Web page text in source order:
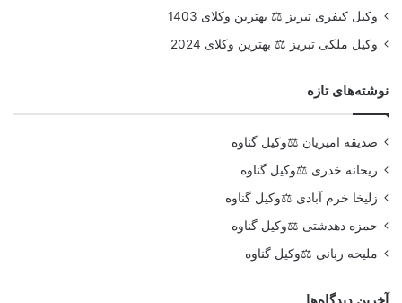
وکیل کیفری تبریز ⚖️ بهترین وکلای 1403
وکیل ملکی تبریز ⚖️ بهترین وکلای 2024
نوشته‌های تازه
صدیقه امیریان ⚖️وکیل گناوه
ریحانه خدری ⚖️وکیل گناوه
زلیخا خرم آبادی ⚖️وکیل گناوه
حمزه دهدشتی ⚖️وکیل گناوه
ملیحه ربانی ⚖️وکیل گناوه